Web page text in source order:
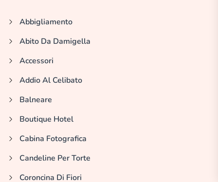
Abbigliamento
Abito Da Damigella
Accessori
Addio Al Celibato
Balneare
Boutique Hotel
Cabina Fotografica
Candeline Per Torte
Coroncina Di Fiori